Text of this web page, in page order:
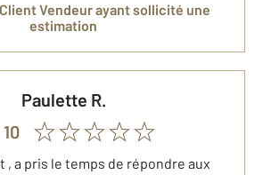
Client Vendeurayant sollicité une
estimation
Paulette R.
, a pris le temps de répondre aux